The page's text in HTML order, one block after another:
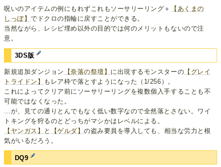
呪いのアイテムの例にもれずこれもソーサリーリング＋
【あくまの
しっぽ】でドクロの指輪に戻すことができる。
当然ながら、レシピ埋め以外の目的では何のメリットもないので注
意。
3DS版
新規追加ダンジョン 【奈落の祭壇】 に出現するモンスターの 【グレイ
トライドン】
もレア枠で落とすようになった（1/256）。
これによってクリア前にソーサリーリングを複数個入手することも不
可能ではなくなった。
…が、見ての通りとんでもなく低い数字なので全然落とさない。ワイ
トキングを狩るのとどっちがマシかはレベルによる。
【ヤンガス】
と 【ゲルダ】の盗み要員を導入しても、相当な労力と根
気がいるだろう。
DQ9